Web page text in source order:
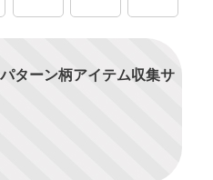
ターン柄アイテム収集サ